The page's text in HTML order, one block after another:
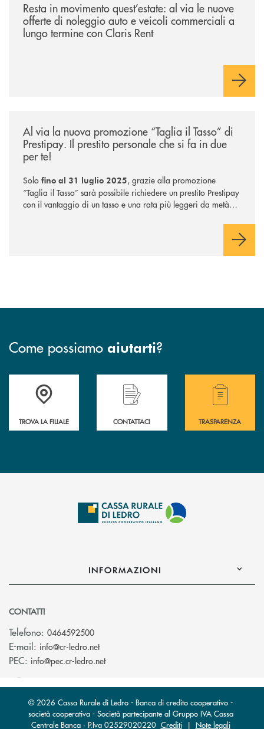
Resta in movimento quest’estate: al via le nuove
offerte di noleggio auto e veicoli commerciali a
lungo termine con Claris Rent
Al via la nuova promozione “Taglia il Tasso” di
Prestipay. Il prestito personale che si fa in due
per te!
Solo fino al 31 luglio 2025, grazie alla promozione
“Taglia il Tasso” sarà possibile richiedere un prestito Prestipay
con il vantaggio di un tasso e una rata più leggeri da metà
Come possiamo aiutarti?
Accedi all' elenco completo delle filiali .
TROVA LA FILIALE
Hai bisogno di assistenza immediata?
CONTATTACI
Hai bisogno di
TRASPARENZA
INFORMAZIONI
CONTATTI
Telefono: 0464592500
E-mail: info@cr-ledro.net(si apre l’app di posta elettronica)
PEC: info@pec.cr-ledro.net(si apre l’app di posta elettronica)
© 2026 Cassa Rurale di Ledro - Banca di credito cooperativo -
società cooperativa - Società partecipante al Gruppo IVA Cassa
Centrale Banca · P.Iva 02529020220 Crediti| Note legali